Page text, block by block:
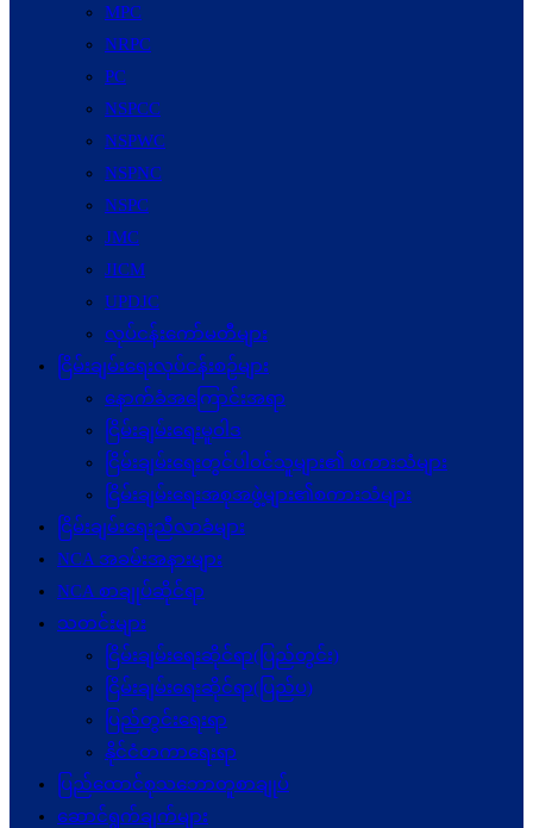
MPC
NRPC
PC
NSPCC
NSPWC
NSPNC
NSPC
JMC
JICM
UPDJC
လုပ်ငန်းကော်မတီများ
ငြိမ်းချမ်းရေးလုပ်ငန်းစဉ်များ
နောက်ခံအကြောင်းအရာ
ငြိမ်းချမ်းရေးမူဝါဒ
ငြိမ်းချမ်းရေးတွင်ပါဝင်သူများ၏ စကားသံများ
ငြိမ်းချမ်းရေးအစုအဖွဲ့များ၏စကားသံများ
ငြိမ်းချမ်းရေးညီလာခံများ
NCA အခမ်းအနားများ
NCA စာချုပ်ဆိုင်ရာ
သတင်းများ
ငြိမ်းချမ်းရေးဆိုင်ရာ(ပြည်တွင်း)
ငြိမ်းချမ်းရေးဆိုင်ရာ(ပြည်ပ)
ပြည်တွင်းရေးရာ
နိုင်ငံတကာရေးရာ
ပြည်ထောင်စုသဘောတူစာချုပ်
ဆောင်ရွက်ချက်များ